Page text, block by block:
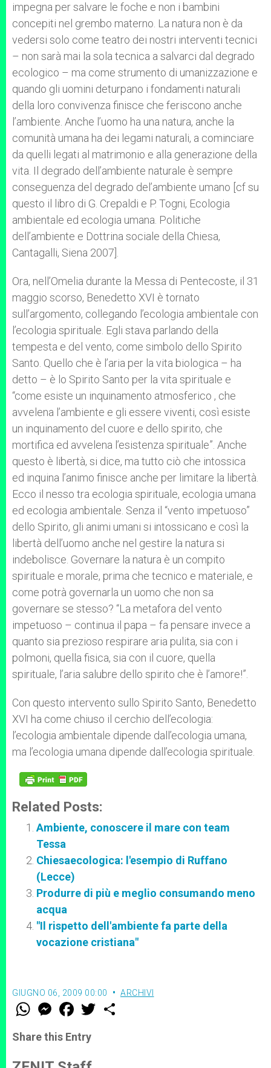
impegna per salvare le foche e non i bambini
concepiti nel grembo materno. La natura non è da
vedersi solo come teatro dei nostri interventi tecnici
– non sarà mai la sola tecnica a salvarci dal degrado
ecologico – ma come strumento di umanizzazione e
quando gli uomini deturpano i fondamenti naturali
della loro convivenza finisce che feriscono anche
l’ambiente. Anche l’uomo ha una natura, anche la
comunità umana ha dei legami naturali, a cominciare
da quelli legati al matrimonio e alla generazione della
vita. Il degrado dell’ambiente naturale è sempre
conseguenza del degrado del’ambiente umano [cf su
questo il libro di G. Crepaldi e P. Togni, Ecologia
ambientale ed ecologia umana. Politiche
dell’ambiente e Dottrina sociale della Chiesa,
Cantagalli, Siena 2007].
Ora, nell’Omelia durante la Messa di Pentecoste, il 31
maggio scorso, Benedetto XVI è tornato
sull’argomento, collegando l’ecologia ambientale con
l’ecologia spirituale. Egli stava parlando della
tempesta e del vento, come simbolo dello Spirito
Santo. Quello che è l’aria per la vita biologica – ha
detto – è lo Spirito Santo per la vita spirituale e
“come esiste un inquinamento atmosferico , che
avvelena l’ambiente e gli essere viventi, così esiste
un inquinamento del cuore e dello spirito, che
mortifica ed avvelena l’esistenza spirituale”. Anche
questo è libertà, si dice, ma tutto ciò che intossica
ed inquina l’animo finisce anche per limitare la libertà.
Ecco il nesso tra ecologia spirituale, ecologia umana
ed ecologia ambientale. Senza il “vento impetuoso”
dello Spirito, gli animi umani si intossicano e così la
libertà dell’uomo anche nel gestire la natura si
indebolisce. Governare la natura è un compito
spirituale e morale, prima che tecnico e materiale, e
come potrà governarla un uomo che non sa
governare se stesso? “La metafora del vento
impetuoso – continua il papa – fa pensare invece a
quanto sia prezioso respirare aria pulita, sia con i
polmoni, quella fisica, sia con il cuore, quella
spirituale, l’aria salubre dello spirito che è l’amore!”.
Con questo intervento sullo Spirito Santo, Benedetto
XVI ha come chiuso il cerchio dell’ecologia:
l’ecologia ambientale dipende dall’ecologia umana,
ma l’ecologia umana dipende dall’ecologia spirituale.
Related Posts:
Ambiente, conoscere il mare con team
Tessa
Chiesaecologica: l'esempio di Ruffano
(Lecce)
Produrre di più e meglio consumando meno
acqua
"Il rispetto dell'ambiente fa parte della
vocazione cristiana"
GIUGNO 06, 2009 00:00 ARCHIVI
W
t
s
p
M
e
s
e
g
F
a
e
b
o
w
Share this Entry